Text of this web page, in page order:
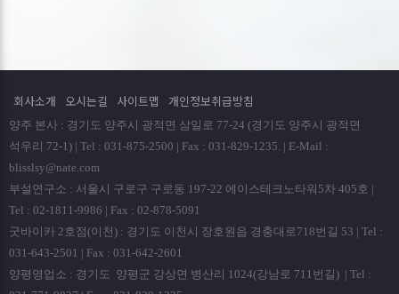
회사소개 오시는길 사이트맵 개인정보취급방침
양주 본사 : 경기도 양주시 광적면 삼일로 77-24 (경기도 양주시 광적면
석우리 72-1) | Tel : 031-875-2500 | Fax : 031-829-1235. | E-Mail :
blisslsy@nate.com
부설연구소 : 서울시 구로구 구로동 197-22 에이스테크노타워5차 405호 |
Tel : 02-1811-9986 | Fax : 02-878-5091
굿바이카 2호점(이천) : 경기도 이천시 장호원읍 경충대로718번길 53 | Tel :
031-643-2501 | Fax : 031-642-2601
양평영업소 : 경기도 양평군 강상면 병산리 1024(강남로 711번길) | Tel :